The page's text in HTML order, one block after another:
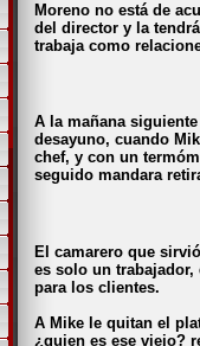
Moreno no está de
del director y la
trabaja como
A la mañana
desayuno, cuando
chef, y con un
seguido mandara
El camarero que
es solo un
para los clientes.
A Mike le quitan el
¿quien es ese viejo?